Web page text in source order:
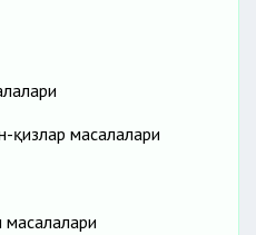
қизлар масалалари